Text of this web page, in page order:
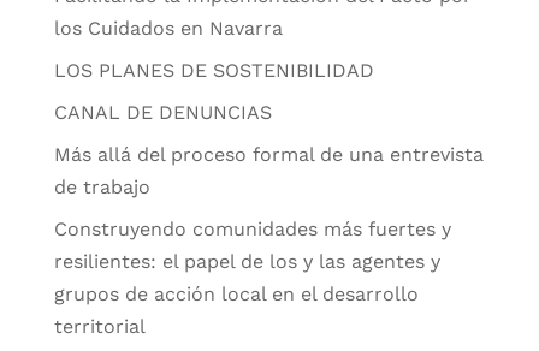
los Cuidados en Navarra
LOS PLANES DE SOSTENIBILIDAD
CANAL DE DENUNCIAS
Más allá del proceso formal de una entrevista
de trabajo
Construyendo comunidades más fuertes y
resilientes: el papel de los y las agentes y
grupos de acción local en el desarrollo
territorial